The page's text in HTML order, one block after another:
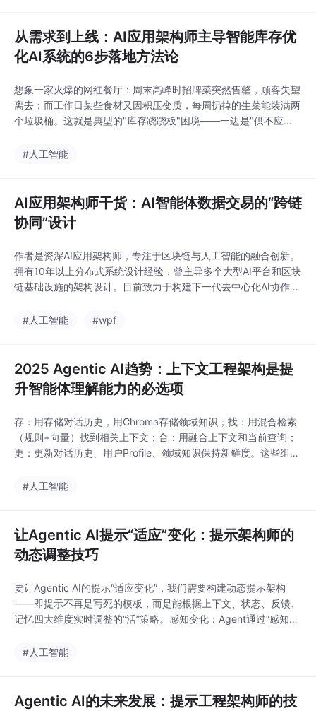
从需求到上线：AI应用架构师主导智能库存优
化AI系统的6步落地方法论
想象一家火爆的网红餐厅：周末高峰时招牌菜突然售罄，顾客失望
离去；而工作日某些食材又因积压变质，每周扔掉的生菜能装满两
个垃圾桶。这就是典型的"库存跷跷板"困境——一边是"供不应
研，全球企业平均因库存管理不善损失15-20%的年营收，而AI驱
#人工智能
AI应用架构师干货：AI智能体数据交易的“跨链
协同”设计
作者是资深AI应用架构师，专注于区块链与人工智能的融合创新。
拥有10年以上分布式系统设计经验，曾主导多个大型AI平台和区块
链基础设施的架构设计。目前致力于构建下一代去中心化AI协作网
#人工智能
#wpf
2025 Agentic AI趋势：上下文工程架构是提
升智能体理解能力的必选项
存：用存储对话历史，用Chroma存储领域知识；找：用混合检索
（规则+向量）找到相关上下文；合：用融合上下文和当前查询；
更：更新对话历史、用户Profile、领域知识保持新鲜度。这些组件
去、理解现在、预测未来”。2025年，上下文工程能力将成为智能
#人工智能
让Agentic AI提示“适应”变化：提示架构师的
动态调整技巧
要让Agentic AI的提示“适应变化”，我们需要构建动态提示架构
——即提示不再是写死的模板，而是能根据上下文、状态、反馈、
记忆四大维度实时调整的“活”策略。感知变化：Agent通过“感知模
态、历史记忆）；判断调整：根据感知到的变化，用“决策模块”选
#人工智能
Agentic AI的未来发展：提示工程架构师的技